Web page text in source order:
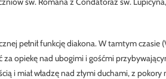
pełnił funkcję diakona. W tamtym czasie
opiekę nad ubogimi i gośćmi
i miał władzę nad złymi duchami, z